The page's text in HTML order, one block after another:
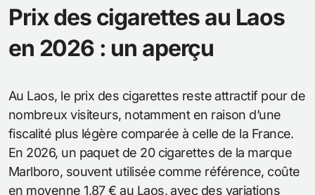
Prix des cigarettes au Laos
en 2026 : un aperçu
Au Laos, le prix des cigarettes reste attractif pour de
nombreux visiteurs, notamment en raison d’une
fiscalité plus légère comparée à celle de la France.
En 2026, un paquet de 20 cigarettes de la marque
Marlboro, souvent utilisée comme référence, coûte
en moyenne 1,87 € au Laos, avec des variations